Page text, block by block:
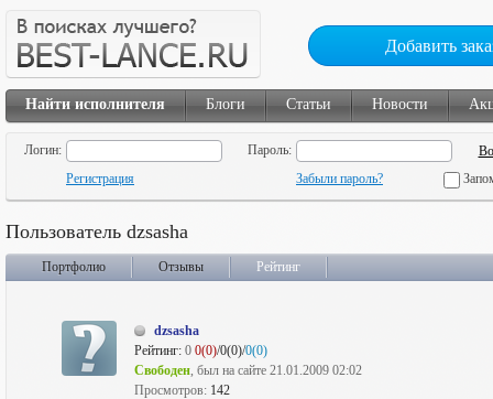
Добавить
Найти исполнителя Блоги Статьи Новости
Логин:
Пароль:
Регистрация
Забыли пароль?
Пользователь dzsasha
Портфолио Отзывы Рейтинг
dzsasha
Рейтинг: 0 0(0)/0(0)/0(0)
Свободен, был на сайте 21.01.2009 02:02
Просмотров: 142